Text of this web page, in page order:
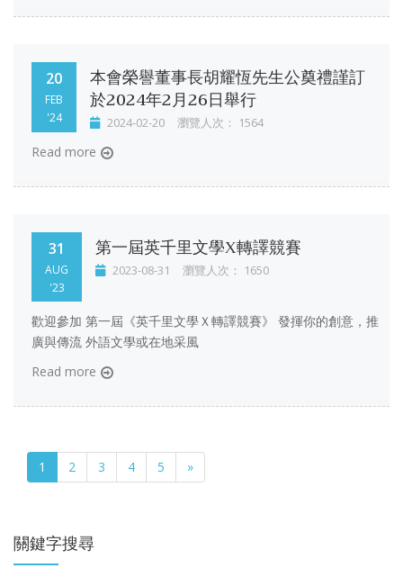
20
FEB
'24
本會榮譽董事長胡耀恆先生公奠禮謹訂
於2024年2月26日舉行
2024-02-20 瀏覽人次： 1564
Read more
31
AUG
'23
第一屆英千里文學X轉譯競賽
2023-08-31 瀏覽人次： 1650
歡迎參加 第一屆《英千里文學Ｘ轉譯競賽》 發揮你的創意，推
廣與傳流 外語文學或在地采風
Read more
1 2 3 4 5 »
關鍵字搜尋